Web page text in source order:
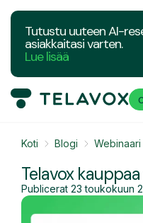
Tutustu uuteen AI-
asiakkaitasi varten.
Lue lisää
Koti Blogi Webinaari
Telavox
Publicerat 23 toukokuun